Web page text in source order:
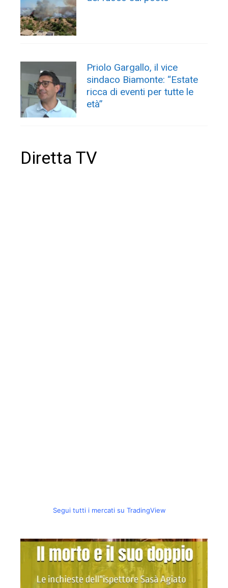
Priolo Gargallo, il vice
sindaco Biamonte: “Estate
ricca di eventi per tutte le
età”
Diretta TV
Segui tutti i mercati su TradingView